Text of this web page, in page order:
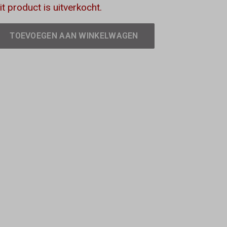
product is uitverkocht.
TOEVOEGEN AAN WINKELWAGEN